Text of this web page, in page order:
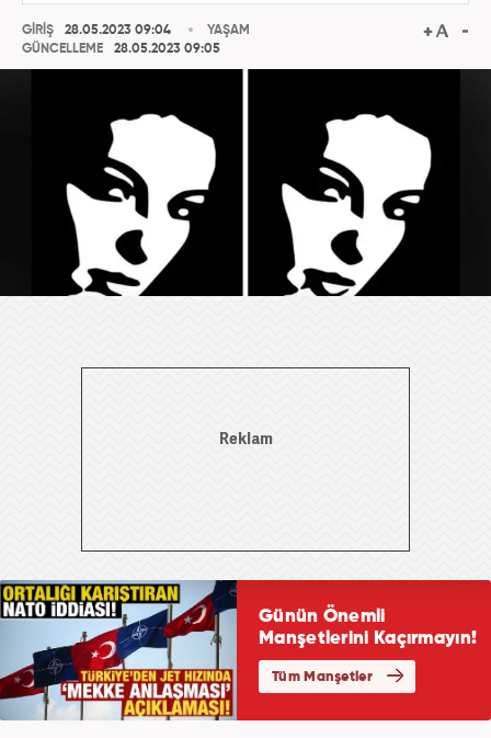
GİRİŞ
28.05.2023 09:04
GÜNCELLEME
28.05.2023 09:05
YAŞAM